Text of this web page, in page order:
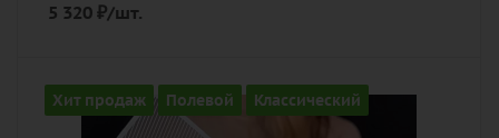
5 320 ₽/шт.
Хит продаж Полевой Классический
Количество
15